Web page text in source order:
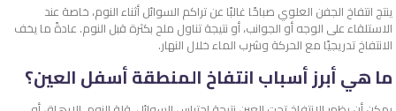
ينتج انتفاخ الجفن العلوي صباحًا غالبًا عن تراكم السوائل أثناء النوم، خاصة عند
الاستلقاء على الوجه أو الجوانب، أو نتيجة تناول ملح بكثرة قبل النوم. عادةً ما يخف
الانتفاخ تدريجيًا مع الحركة وشرب الماء خلال النهار.
ما هي أبرز أسباب انتفاخ المنطقة أسفل العين؟